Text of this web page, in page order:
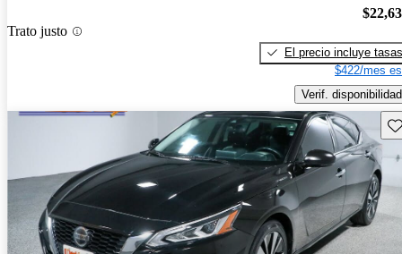
Trato justo
El precio incluye tasas
$422/mes
Verif. disponibilidad